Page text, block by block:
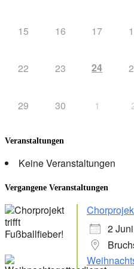
15 16 17
22 23 24
29 30 1
Veranstaltungen
Keine Veranstaltungen
Vergangene Veranstaltungen
2